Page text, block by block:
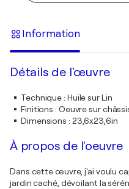
Information
Détails de l'œuvre
Technique: Huile sur Lin
Finitions : Oeuvre sur
Dimensions : 23,6x23,6in
À propos de l'oeuvre
Dans cette œuvre, j'ai voulu
jardin caché, dévoilant la